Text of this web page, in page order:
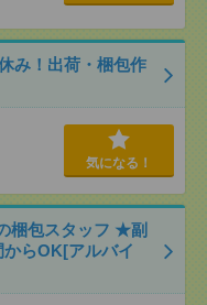
み！出荷・梱包作
気になる！
梱包スタッフ ★副
らOK[アルバイ